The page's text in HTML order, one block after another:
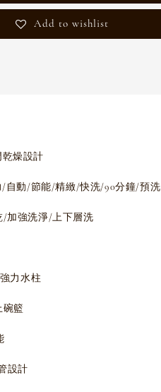
Add to wishlist
燥設計
自動/節能/精緻/快洗/90分鐘/預洗
/加強洗淨/上下層洗
力水柱
碗籃
設計